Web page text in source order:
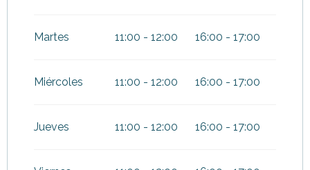
Martes 11:00 - 12:00 16:00 - 17:00
Miércoles 11:00 - 12:00 16:00 - 17:00
Jueves 11:00 - 12:00 16:00 - 17:00